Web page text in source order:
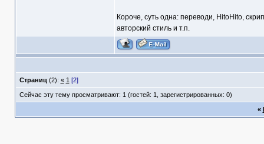
Короче, суть одна: переводи, HitoHito,
авторский стиль и т.п.
Страниц (2): « 1 [2]
Сейчас эту тему просматривают: 1 (гостей: 1, зарегистрированных: 0)
«